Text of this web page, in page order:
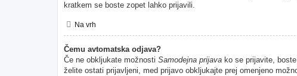
kratkem se boste zopet lahko prijavili.
Na vrh
Čemu avtomatska odjava?
Če ne obkljukate možnosti Samodejna prijava ko se prijavite,
želite ostati prijavljeni, med prijavo obkljukajte prej omenjeno